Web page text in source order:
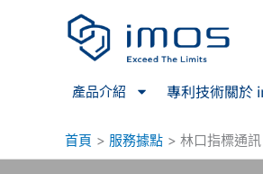
產品介紹 專利技術關於
首頁 服務據點 林口指標通訊